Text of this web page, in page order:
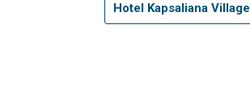
Hotel Kapsaliana Village